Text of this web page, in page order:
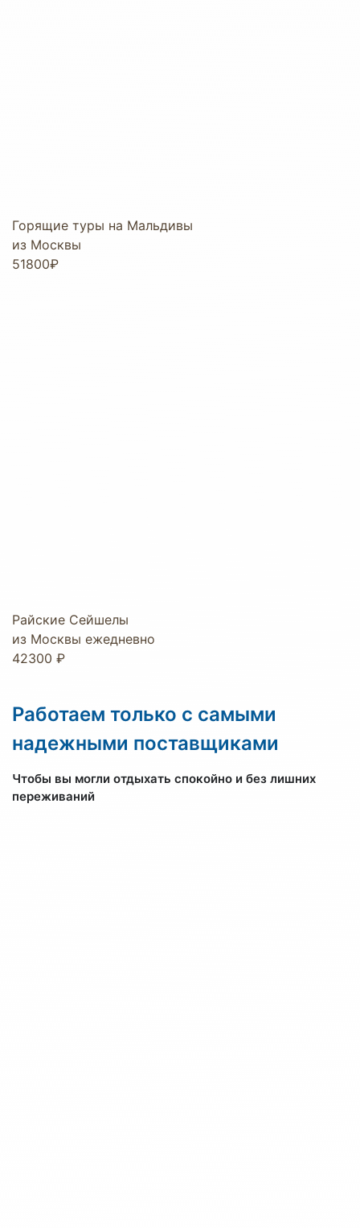
Горящие туры на Мальдивы
из Москвы
51800₽
Райские Сейшелы
из Москвы ежедневно
42300 ₽
Работаем только с самыми
надежными поставщиками
Чтобы вы могли отдыхать спокойно и без лишних
переживаний